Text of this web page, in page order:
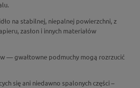
na stabilnej, niepalnej powierzchni, z
zasłon i innych materiałów
— gwałtowne podmuchy mogą rozrzucić
się ani niedawno spalonych części –